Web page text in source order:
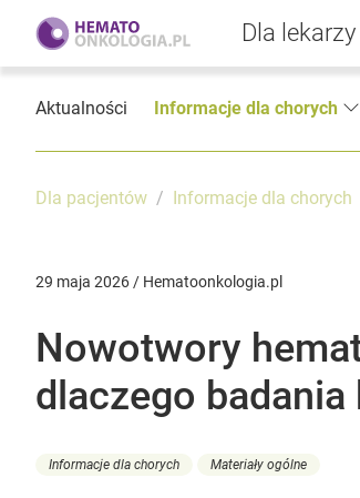
Dla lekarzy
Aktualności Informacje dla chorych
Dla pacjentów Informacje dla chorych
29 maja 2026 / Hematoonkologia.pl
Nowotwory
dlaczego
Informacje dla chorych Materiały ogólne